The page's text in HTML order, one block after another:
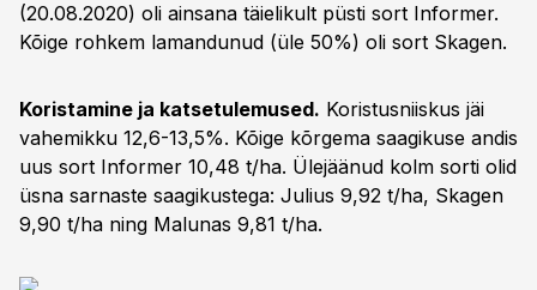
(20.08.2020) oli ainsana täielikult püsti sort Informer.
Kõige rohkem lamandunud (üle 50%) oli sort Skagen.
Koristamine ja katsetulemused. Koristusniiskus jäi
vahemikku 12,6-13,5%. Kõige kõrgema saagikuse andis
uus sort Informer 10,48 t/ha. Ülejäänud kolm sorti olid
üsna sarnaste saagikustega: Julius 9,92 t/ha, Skagen
9,90 t/ha ning Malunas 9,81 t/ha.